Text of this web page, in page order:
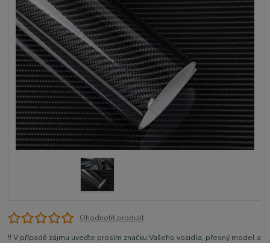
Ohodnotit produkt
!! V případě zájmu uveďte prosím značku Vašeho vozidla, přesný model a